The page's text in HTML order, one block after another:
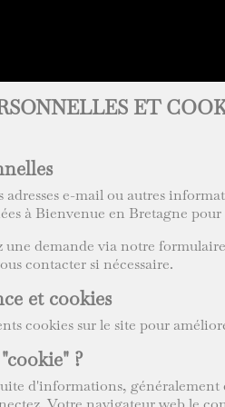
ET
e-mail ou autres
à Bienvenue en Bretagne
une demande via notre
contacter si nécessaire.
et cookies
cookies sur le site pour
?
d'informations,